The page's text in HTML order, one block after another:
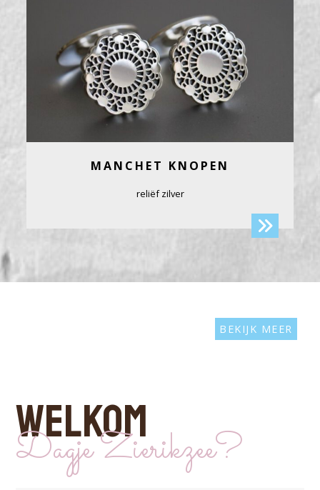
MANCHET KNOPEN
reliëf zilver
BEKIJK MEER
WELKOM
Dagje Zierikzee?